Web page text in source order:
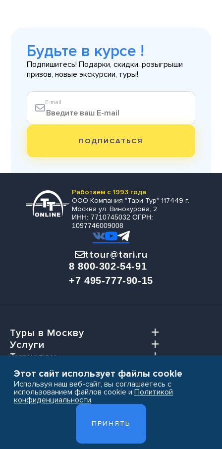
Будьте в курсе !
Подпишитесь! Подарки, скидки, розыгрыши
призов, новые экскурсии, туры!
E-mail
ПОДПИСАТЬСЯ
Работаем с 1993 года
ООО Компания "Тари Тур" 117449 г.
Москва ул. Винокурова, 2
ИНН: 7710745032 ОГРН:
1097746009008
ttour@tari.ru
8 800-302-54-91
+7 495-777-90-15
Туры в Москву
Услуги
Туристам
Агентствам
Политика конфиденциальности
Этот сайт использует файлы cookie
Используя наш веб-сайт, вы соглашаетесь с
использованием файлов cookie и Политикой
конфиденциальности.
ПРИНЯТЬ